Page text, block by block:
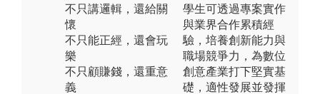
不只講邏輯，還給關
懷
不只能正經，還會玩
樂
不只顧賺錢，還重意
義
學生可透過專案實作
與業界合作累積經
驗，培養創新能力與
職場競爭力，為數位
創意產業打下堅實基
礎，適性發展並發揮